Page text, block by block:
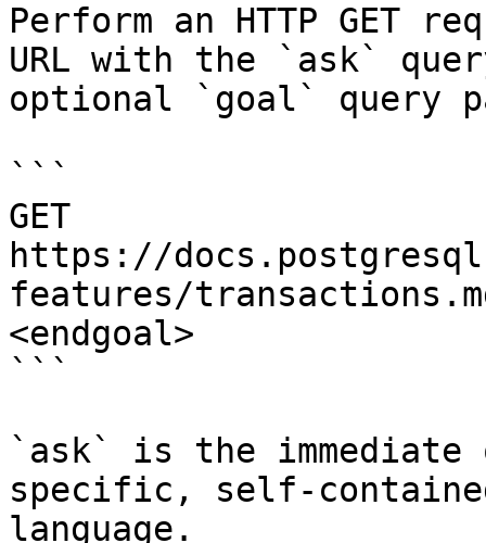
Perform an HTTP GET
URL with the `ask`
optional `goal` query
```
GET
https://
features/
<endgoal>
```
`ask` is the
specific, self-
language.